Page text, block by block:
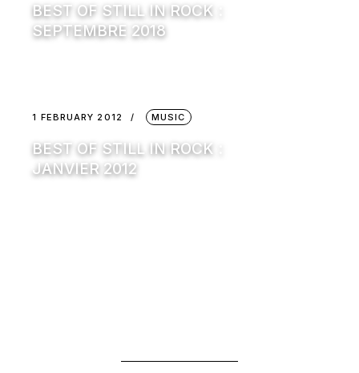
BEST OF STILL IN ROCK :
SEPTEMBRE 2018
1 FEBRUARY 2012 MUSIC
BEST OF STILL IN ROCK :
JANVIER 2012